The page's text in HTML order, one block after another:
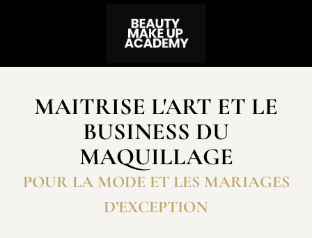
MAITRISE L'ART ET LE
BUSINESS DU
MAQUILLAGE
POUR LA MODE ET LES MARIAGES
D’EXCEPTION